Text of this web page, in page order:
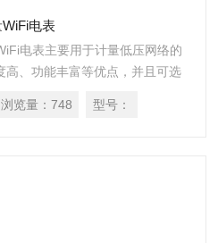
电表
电表主要用于计量低压网络的
高、功能丰富等优点，并且可选
模式，从而方便用户在不同场合
浏览量： 748 型号：